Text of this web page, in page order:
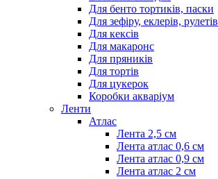
Для бенто тортиків, паски
Для зефіру, еклерів, рулетів
Для кексів
Для макаронс
Для пряників
Для тортів
Для цукерок
Коробки акваріум
Ленти
Атлас
Лента 2,5 см
Лента атлас 0,6 см
Лента атлас 0,9 см
Лента атлас 2 см